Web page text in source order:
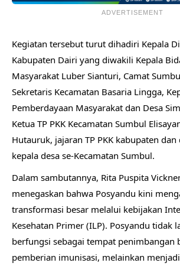
ADVERTISEMENT
Kegiatan tersebut turut dihadiri Kepala
Kabupaten Dairi yang diwakili Kepala
Masyarakat Luber Sianturi, Camat
Sekretaris Kecamatan Basaria Lingga,
Pemberdayaan Masyarakat dan Desa
Ketua TP PKK Kecamatan Sumbul
Hutauruk, jajaran TP PKK kabupaten dan
kepala desa se-Kecamatan Sumbul.
Dalam sambutannya, Rita Puspita
menegaskan bahwa Posyandu kini
transformasi besar melalui kebijakan
Kesehatan Primer (ILP). Posyandu tidak
berfungsi sebagai tempat penimbangan
pemberian imunisasi, melainkan